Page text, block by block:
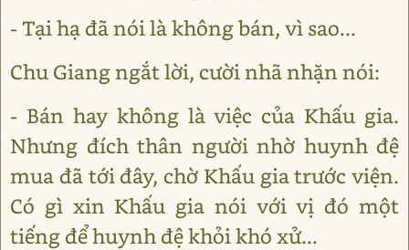
- Tại hạ đã nói là không bán, vì sao...
Chu Giang ngắt lời, cười nhã nhặn nói:
- Bán hay không là việc của Khấu gia.
Nhưng đích thân người nhờ huynh đệ
mua đã tới đây, chờ Khấu gia trước viện.
Có gì xin Khấu gia nói với vị đó một
tiếng để huynh đệ khỏi khó xử...